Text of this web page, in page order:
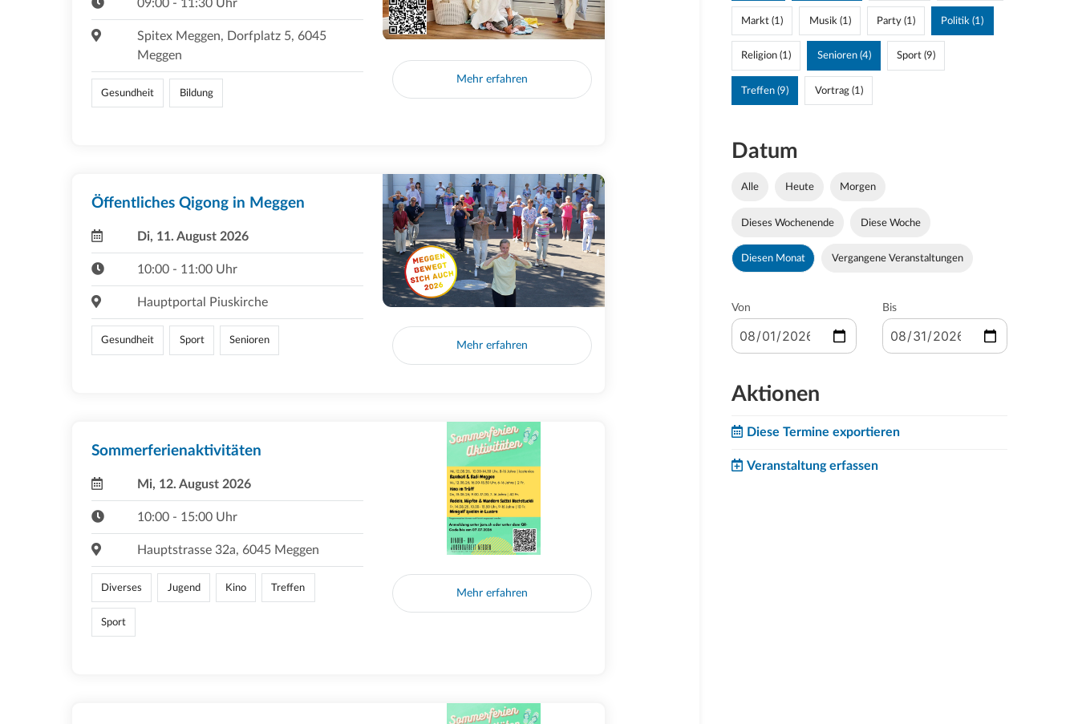
09:00 - 11:30 Uhr
Spitex Meggen, Dorfplatz 5, 6045
Meggen
Gesundheit Bildung
Mehr erfahren
Öffentliches Qigong in Meggen
Di, 11. August 2026
10:00 - 11:00 Uhr
Hauptportal Piuskirche
Gesundheit Sport Senioren Mehr erfahren
Sommerferienaktivitäten
Mi, 12. August 2026
10:00 - 15:00 Uhr
Hauptstrasse 32a, 6045 Meggen
Diverses Jugend Kino Treffen
Sport
Mehr erfahren
Markt (1) Musik (1) Party (1) Politik (1)
Religion (1) Senioren (4) Sport (9)
Treffen (9) Vortrag (1)
Datum
Alle Heute Morgen
Dieses Wochenende Diese Woche
Diesen Monat Vergangene Veranstaltungen
Von Bis
Aktionen
Diese Termine exportieren
Veranstaltung erfassen